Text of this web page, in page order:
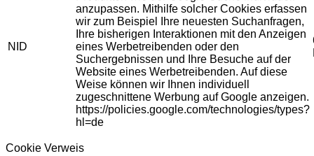
NID
anzupassen. Mithilfe solcher Cookies erfassen
wir zum Beispiel Ihre neuesten Suchanfragen,
Ihre bisherigen Interaktionen mit den Anzeigen
eines Werbetreibenden oder den
Suchergebnissen und Ihre Besuche auf der
Website eines Werbetreibenden. Auf diese
Weise können wir Ihnen individuell
zugeschnittene Werbung auf Google anzeigen.
https://policies.google.com/technologies/types?
hl=de
Cookie Verweis